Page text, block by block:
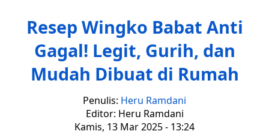
Resep Wingko Babat Anti
Gagal! Legit, Gurih, dan
Mudah Dibuat di Rumah
Penulis: Heru Ramdani
Editor: Heru Ramdani
Kamis, 13 Mar 2025 - 13:24